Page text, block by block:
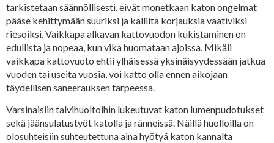
tarkistetaan säännöllisesti, eivät monetkaan katon ongelmat
pääse kehittymään suuriksi ja kalliita korjauksia vaativiksi
riesoiksi. Vaikkapa alkavan kattovuodon kukistaminen on
edullista ja nopeaa, kun vika huomataan ajoissa. Mikäli
vaikkapa kattovuoto ehtii ylhäisessä yksinäisyydessään jatkua
vuoden tai useita vuosia, voi katto olla ennen aikojaan
täydellisen saneerauksen tarpeessa.
Varsinaisiin talvihuoltoihin lukeutuvat katon lumenpudotukset
sekä jäänsulatustyöt katolla ja ränneissä. Näillä huolloilla on
olosuhteisiin suhteutettuna aina hyötyä katon kannalta